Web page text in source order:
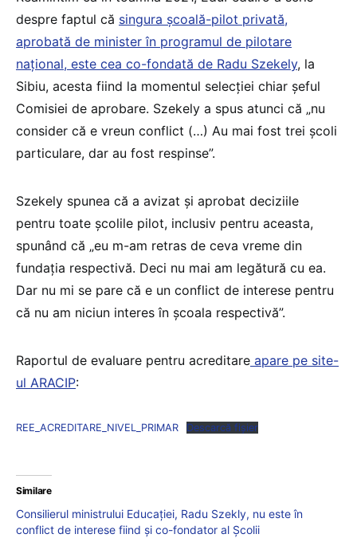
despre faptul că singura școală-pilot privată,
aprobată de minister în programul de pilotare
național, este cea co-fondată de Radu Szekely, la
Sibiu, acesta fiind la momentul selecției chiar șeful
Comisiei de aprobare. Szekely a spus atunci că „nu
consider că e vreun conflict (…) Au mai fost trei școli
particulare, dar au fost respinse”.
Szekely spunea că a avizat și aprobat deciziile
pentru toate școlile pilot, inclusiv pentru aceasta,
spunând că „eu m-am retras de ceva vreme din
fundația respectivă. Deci nu mai am legătură cu ea.
Dar nu mi se pare că e un conflict de interese pentru
că nu am niciun interes în școala respectivă”.
Raportul de evaluare pentru acreditare apare pe site-
ul ARACIP:
REE_ACREDITARE_NIVEL_PRIMAR Descarcă fișier
Similare
Consilierul ministrului Educației, Radu Szekly, nu este în
conflict de interese fiind și co-fondator al Școlii